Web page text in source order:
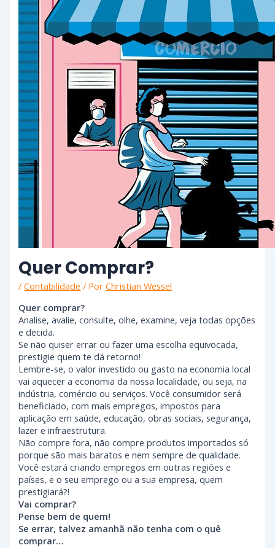
Quer Comprar?
/Contabilidade / PorChristian Wessel
Quer comprar?
Analise, avalie, consulte, olhe, examine, veja todas opções
e decida.
Se não quiser errar ou fazer uma escolha equivocada,
prestigie quem te dá retorno!
Lembre-se, o valor investido ou gasto na economia local
vai aquecer a economia da nossa localidade, ou seja, na
indústria, comércio ou serviços. Você consumidor será
beneficiado, com mais empregos, impostos para
aplicação em saúde, educação, obras sociais, segurança,
lazer e infraestrutura.
Não compre fora, não compre produtos importados só
porque são mais baratos e nem sempre de qualidade.
Você estará criando empregos em outras regiões e
países, e o seu emprego ou a sua empresa, quem
prestigiará?!
Vai comprar?
Pense bem de quem!
Se errar, talvez amanhã não tenha com o quê
comprar…